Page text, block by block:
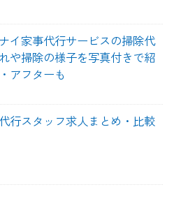
ナイ家事代行サービスの掃除代
や掃除の様子を写真付きで紹
アフターも
行スタッフ求人まとめ・比較